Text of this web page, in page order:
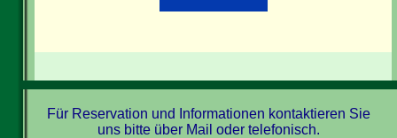
Für Reservation und Informationen kontaktieren Sie
uns bitte über Mail oder telefonisch.